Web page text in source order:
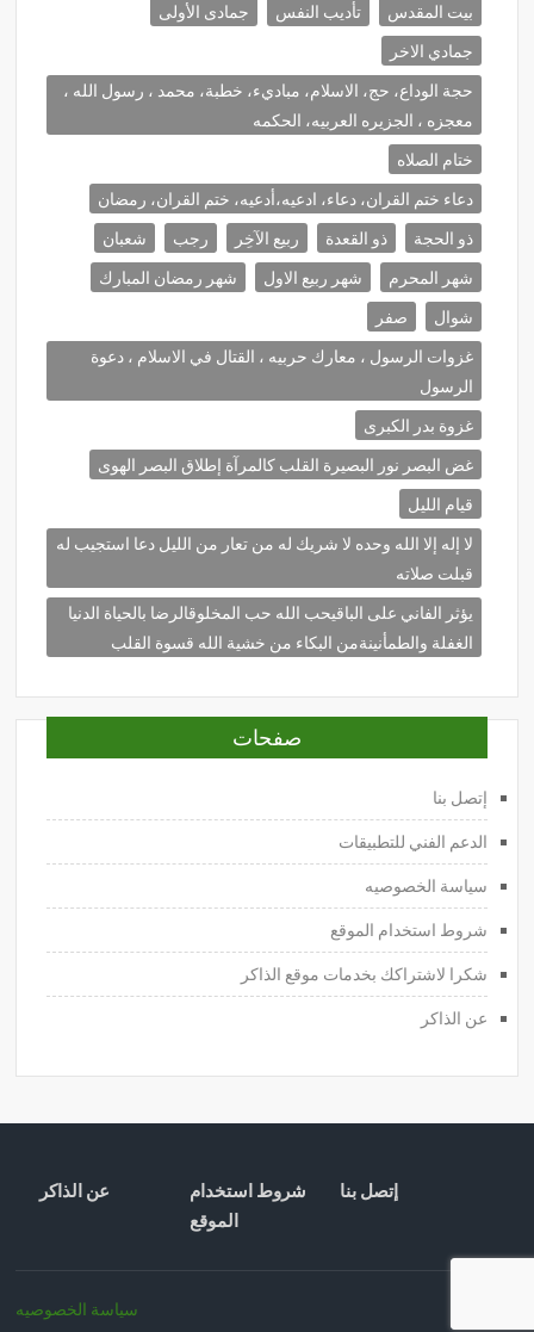
بيت المقدس
تأديب النفس
جمادى الأولى
جمادي الاخر
حجة الوداع، حج، الاسلام، مباديء، خطبة، محمد ، رسول الله ،
معجزه ، الجزيره العربيه، الحكمه
ختام الصلاه
دعاء ختم القران، دعاء، ادعيه،أدعيه، ختم القران، رمضان
ذو الحجة
ذو القعدة ربيع الآخِر رجب
شعبان
شهر المحرم
شهر ربيع الاول
شهر رمضان المبارك
شوال
صفر
غزوات الرسول ، معارك حربيه ، القتال في الاسلام ، دعوة
الرسول
غزوة بدر الكبرى
غض البصر نور البصيرة القلب كالمرآة إطلاق البصر الهوى
قيام الليل
لا إله إلا الله وحده لا شريك له من تعار من الليل دعا استجيب له
قبلت صلاته
يؤثر الفاني على الباقيحب الله حب المخلوقالرضا بالحياة الدنيا
الغفلة والطمأنينةمن البكاء من خشية الله قسوة القلب
صفحات
إتصل بنا
الدعم الفني للتطبيقات
سياسة الخصوصيه
شروط استخدام الموقع
شكرا لاشتراكك بخدمات موقع الذاكر
عن الذاكر
إتصل بنا
شروط استخدام
الموقع
عن الذاكر
سياسة الخصوصيه